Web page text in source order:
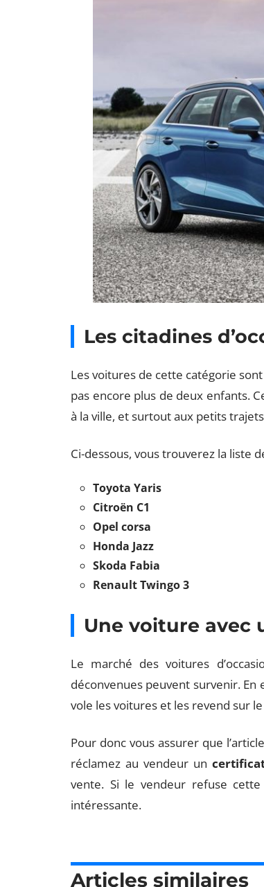
Les citadines
Les voitures de cette catégorie
pas encore plus de deux enfants.
à la ville, et surtout aux petits
Ci-dessous, vous trouverez la liste
Toyota Yaris
Citroën C1
Opel corsa
Honda Jazz
Skoda Fabia
Renault Twingo 3
Une voiture avec
Le marché des voitures
déconvenues peuvent survenir.
vole les voitures et les revend sur le
Pour donc vous assurer que
réclamez au vendeur un
vente. Si le vendeur refuse cette
intéressante.
Articles similaires